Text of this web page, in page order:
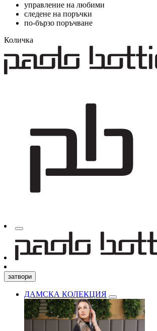
управление на любими
следене на поръчки
по-бързо поръчване
Количка
затвори
ДАМСКА КОЛЕКЦИЯ